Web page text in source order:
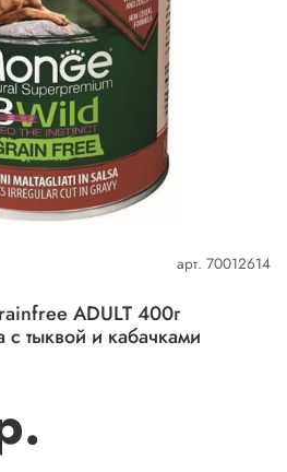
арт. 70012614
ADULT 400г
тыквой и кабачками